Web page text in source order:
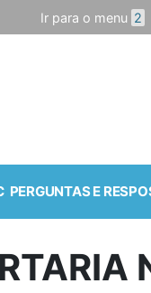
Ir para o menu 2
PERGUNTAS E